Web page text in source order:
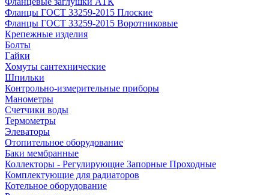
Фланцы ГОСТ 33259-2015 Плоские
Фланцы ГОСТ 33259-2015 Воротниковые
Крепежные изделия
Болты
Гайки
Хомуты сантехнические
Шпильки
Контрольно-измерительные приборы
Манометры
Счетчики воды
Термометры
Элеваторы
Отопительное оборудование
Баки мембранные
Коллекторы - Регулирующие Запорные Проходные
Комплектующие для радиаторов
Котельное оборудование